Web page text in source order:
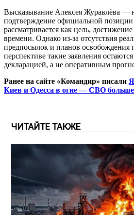
Высказывание Алексея Журавлёва —
подтверждение официальной
рассматривается как цель,
времени. Однако из-за отсутствия
предпосылок и планов освобождения
перспективе такие заявления
декларацией, а не оперативным
Ранее на сайте «Командир» писали
Киев и Одесса в огне — СВО больше
ЧИТАЙТЕ ТАКЖЕ